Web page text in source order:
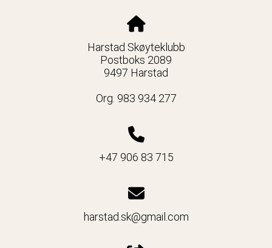
Harstad Skøyteklubb
Postboks 2089
9497 Harstad
Org. 983 934 277
+47 906 83 715
harstad.sk@gmail.com